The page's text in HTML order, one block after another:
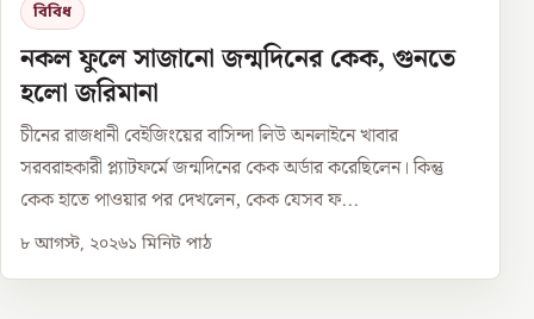
বিবিধ
নকল ফুলে সাজানো জন্মদিনের কেক, গুনতে
হলো জরিমানা
চীনের রাজধানী বেইজিংয়ের বাসিন্দা লিউ অনলাইনে খাবার
সরবরাহকারী প্ল্যাটফর্মে জন্মদিনের কেক অর্ডার করেছিলেন। কিন্তু
কেক হাতে পাওয়ার পর দেখলেন, কেক যেসব ফ...
৮ আগস্ট, ২০২৬১ মিনিট পাঠ